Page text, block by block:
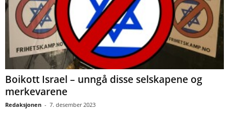
Boikott Israel – unngå disse selskapene og
merkevarene
Redaksjonen - 7. desember 2023